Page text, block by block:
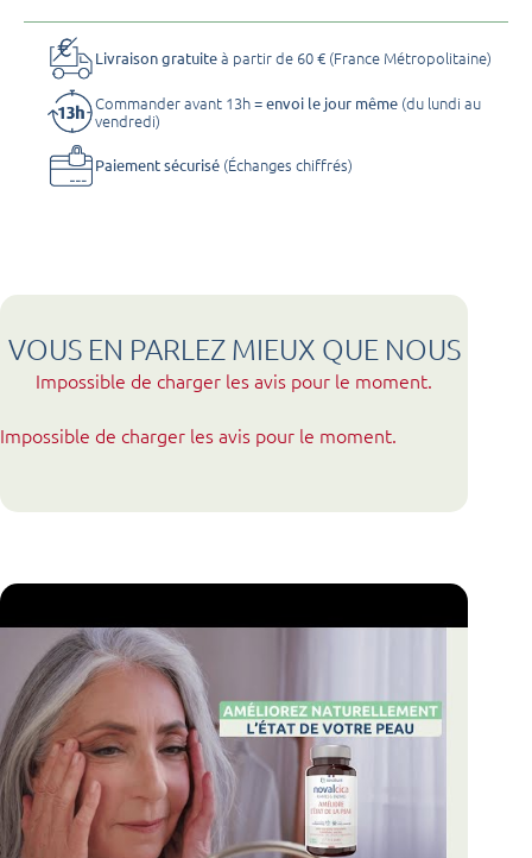
Livraison gratuiteà partir de 60 € (France Métropolitaine)
Commander avant 13h =envoi le jour même (du lundi au
vendredi)
Paiement sécurisé (Échanges chiffrés)
VOUS EN PARLEZ MIEUX QUE NOUS
Impossible de charger les avis pour le moment.
Impossible de charger les avis pour le moment.